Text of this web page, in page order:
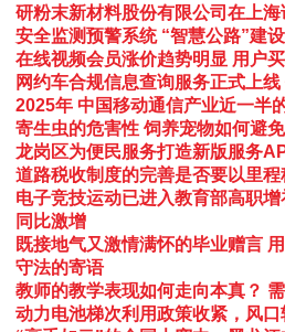
研粉末新材料股份有限公司在上
安全监测预警系统 “智慧公路”建
在线视频会员涨价趋势明显 用户
网约车合规信息查询服务正式上
2025年 中国移动通信产业近一半
寄生虫的危害性 饲养宠物如何避
龙岗区为便民服务打造新版服务
道路税收制度的完善是否要以里程
电子竞技运动已进入教育部高职
同比激增
既接地气又激情满怀的毕业赠言
守法的寄语
教师的教学表现如何走向本真？
动力电池梯次利用政策收紧，风